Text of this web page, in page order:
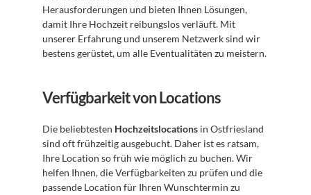
Herausforderungen und bieten Ihnen Lösungen,
damit Ihre Hochzeit reibungslos verläuft. Mit
unserer Erfahrung und unserem Netzwerk sind wir
bestens gerüstet, um alle Eventualitäten zu meistern.
Verfügbarkeit von Locations
Die beliebtesten Hochzeitslocations in Ostfriesland
sind oft frühzeitig ausgebucht. Daher ist es ratsam,
Ihre Location so früh wie möglich zu buchen. Wir
helfen Ihnen, die Verfügbarkeiten zu prüfen und die
passende Location für Ihren Wunschtermin zu